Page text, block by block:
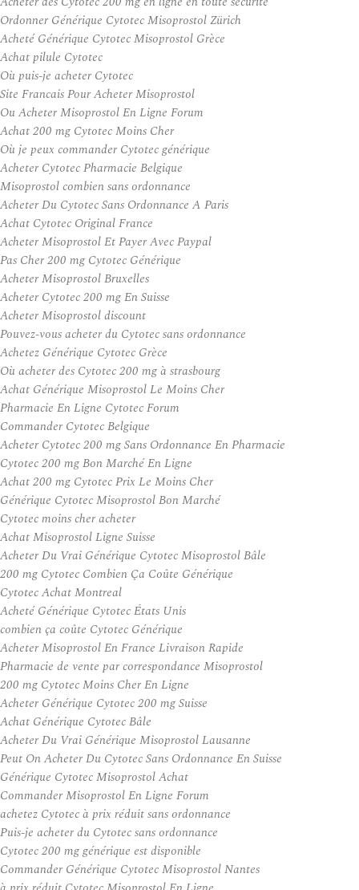
Ordonner Générique Cytotec Misoprostol Zürich
Acheté Générique Cytotec Misoprostol Grèce
Achat pilule Cytotec
Où puis-je acheter Cytotec
Site Francais Pour Acheter Misoprostol
Ou Acheter Misoprostol En Ligne Forum
Achat 200 mg Cytotec Moins Cher
Où je peux commander Cytotec générique
Acheter Cytotec Pharmacie Belgique
Misoprostol combien sans ordonnance
Acheter Du Cytotec Sans Ordonnance A Paris
Achat Cytotec Original France
Acheter Misoprostol Et Payer Avec Paypal
Pas Cher 200 mg Cytotec Générique
Acheter Misoprostol Bruxelles
Acheter Cytotec 200 mg En Suisse
Acheter Misoprostol discount
Pouvez-vous acheter du Cytotec sans ordonnance
Achetez Générique Cytotec Grèce
Où acheter des Cytotec 200 mg à strasbourg
Achat Générique Misoprostol Le Moins Cher
Pharmacie En Ligne Cytotec Forum
Commander Cytotec Belgique
Acheter Cytotec 200 mg Sans Ordonnance En Pharmacie
Cytotec 200 mg Bon Marché En Ligne
Achat 200 mg Cytotec Prix Le Moins Cher
Générique Cytotec Misoprostol Bon Marché
Cytotec moins cher acheter
Achat Misoprostol Ligne Suisse
Acheter Du Vrai Générique Cytotec Misoprostol Bâle
200 mg Cytotec Combien Ça Coûte Générique
Cytotec Achat Montreal
Acheté Générique Cytotec États Unis
combien ça coûte Cytotec Générique
Acheter Misoprostol En France Livraison Rapide
Pharmacie de vente par correspondance Misoprostol
200 mg Cytotec Moins Cher En Ligne
Acheter Générique Cytotec 200 mg Suisse
Achat Générique Cytotec Bâle
Acheter Du Vrai Générique Misoprostol Lausanne
Peut On Acheter Du Cytotec Sans Ordonnance En Suisse
Générique Cytotec Misoprostol Achat
Commander Misoprostol En Ligne Forum
achetez Cytotec à prix réduit sans ordonnance
Puis-je acheter du Cytotec sans ordonnance
Cytotec 200 mg générique est disponible
Commander Générique Cytotec Misoprostol Nantes